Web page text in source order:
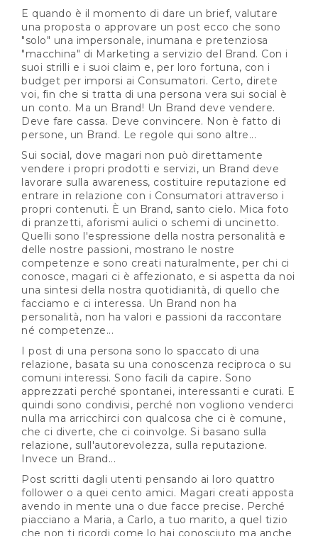
E quando è il momento di dare un brief, valutare
una proposta o approvare un post ecco che sono
"solo" una impersonale, inumana e pretenziosa
"macchina" di Marketing a servizio del Brand. Con i
suoi strilli e i suoi claim e, per loro fortuna, con i
budget per imporsi ai Consumatori. Certo, direte
voi, fin che si tratta di una persona vera sui social è
un conto. Ma un Brand! Un Brand deve vendere.
Deve fare cassa. Deve convincere. Non è fatto di
persone, un Brand. Le regole qui sono altre...
Sui social, dove magari non può direttamente
vendere i propri prodotti e servizi, un Brand deve
lavorare sulla awareness, costituire reputazione ed
entrare in relazione con i Consumatori attraverso i
propri contenuti. È un Brand, santo cielo. Mica foto
di pranzetti, aforismi aulici o schemi di uncinetto.
Quelli sono l'espressione della nostra personalità e
delle nostre passioni, mostrano le nostre
competenze e sono creati naturalmente, per chi ci
conosce, magari ci è affezionato, e si aspetta da noi
una sintesi della nostra quotidianità, di quello che
facciamo e ci interessa. Un Brand non ha
personalità, non ha valori e passioni da raccontare
né competenze...
I post di una persona sono lo spaccato di una
relazione, basata su una conoscenza reciproca o su
comuni interessi. Sono facili da capire. Sono
apprezzati perché spontanei, interessanti e curati. E
quindi sono condivisi, perché non vogliono venderci
nulla ma arricchirci con qualcosa che ci è comune,
che ci diverte, che ci coinvolge. Si basano sulla
relazione, sull'autorevolezza, sulla reputazione.
Invece un Brand...
Post scritti dagli utenti pensando ai loro quattro
follower o a quei cento amici. Magari creati apposta
avendo in mente una o due facce precise. Perché
piacciano a Maria, a Carlo, a tuo marito, a quel tizio
che non ti ricordi come lo hai conosciuto ma anche